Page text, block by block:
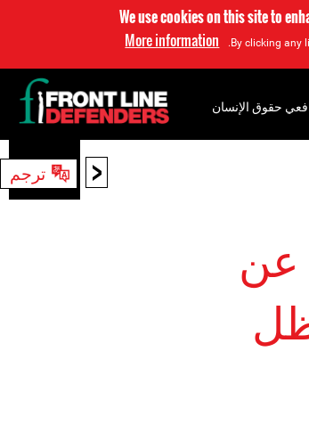
We use cookies on this site to
By clicking any
More information
< ترجم
عن
حقوق الإنسان
بحث